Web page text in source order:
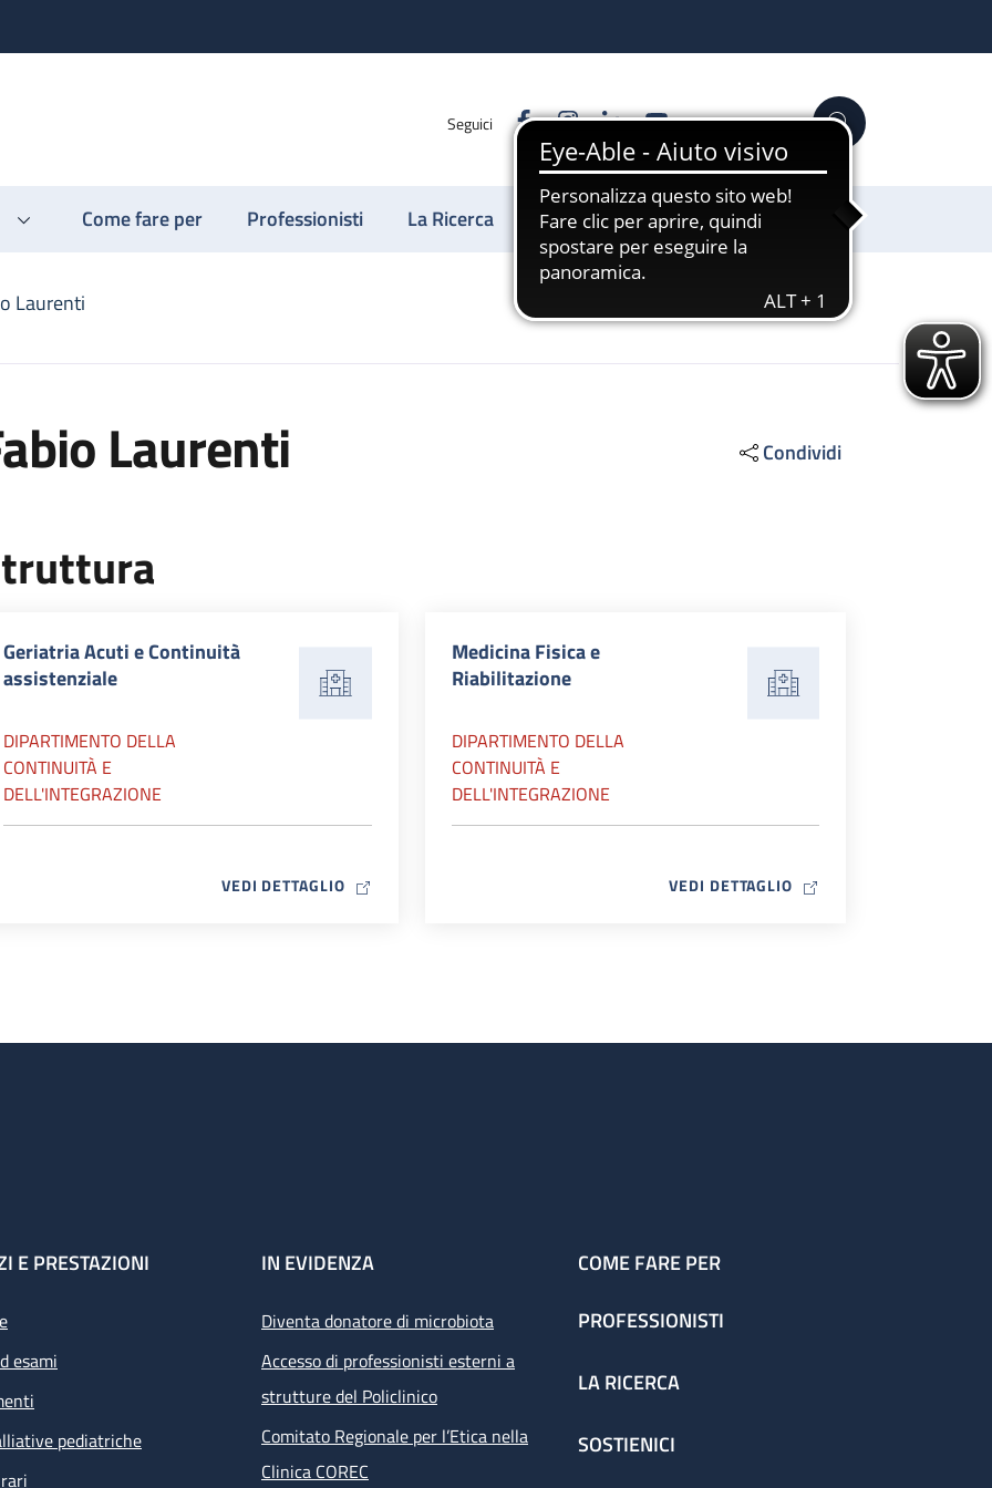
Seguici FacebookInstagram
LinkedinYouTube Cerca
Come fare per Professionisti La Ricerca Sostienici
Laurenti
Laurenti Condividi
Geriatria Acuti e Continuità
assistenziale
DIPARTIMENTO DELLA
CONTINUITÀ E
DELL'INTEGRAZIONE
VEDI DETTAGLIOMAP ICON
Medicina Fisica e
Riabilitazione
DIPARTIMENTO DELLA
CONTINUITÀ E
DELL'INTEGRAZIONE
VEDI DETTAGLIO MAP ICON
E PRESTAZIONI
esami
pediatriche
IN EVIDENZA
Diventa donatore di microbiota
Accesso di professionisti esterni a
strutture del Policlinico
Comitato Regionale per l’Etica nella
Clinica COREC
COME FARE PER
PROFESSIONISTI
LA RICERCA
SOSTIENICI